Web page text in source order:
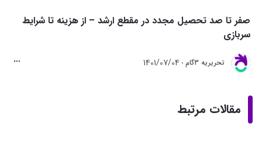
صفر تا صد تحصیل مجدد در مقطع ارشد – از هزینه تا شرایط
سربازی
تحريريه 3گام 1401/07/04
مقالات مرتبط